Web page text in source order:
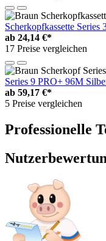
Scherkopfkassette Series
ab 24,14 €*
17 Preise vergleichen
Series 9 PRO+ 96M
ab 59,17 €*
5 Preise vergleichen
Professionelle